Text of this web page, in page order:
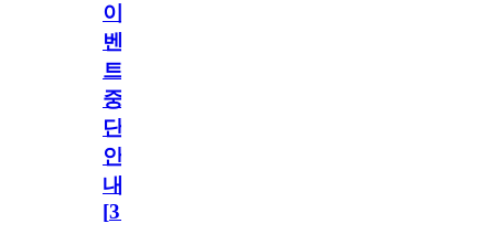
이
벤
트
중
단
안
내
[31